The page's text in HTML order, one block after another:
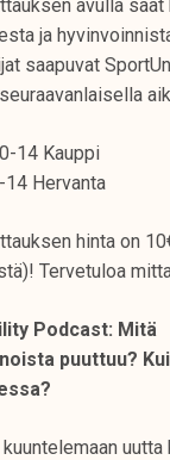
avulla saat
ja
saapuvat
14 Kauppi
Hervanta
hinta on
Tervetuloa
Podcast: Mitä
puuttuu?
uutta